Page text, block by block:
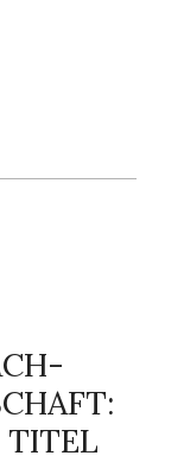
TITEL